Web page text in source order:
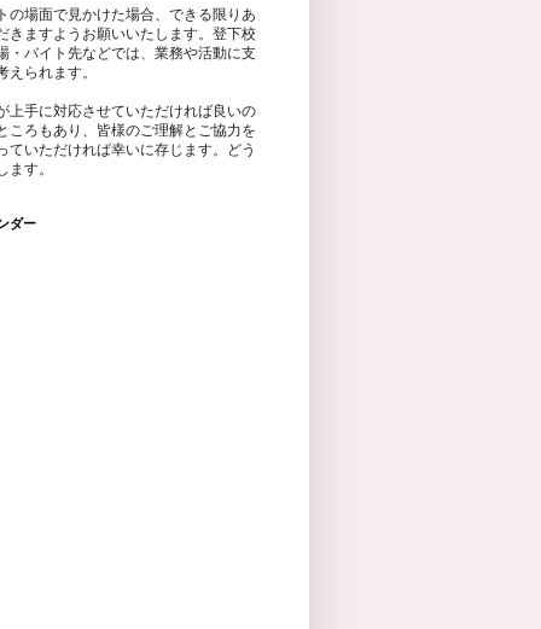
の場面で見かけた場合、できる限りあ
きますようお願いいたします。登下校
・バイト先などでは、業務や活動に支
られます。
上手に対応させていただければ良いの
ころもあり、皆様のご理解とご協力を
ていただければ幸いに存じます。どう
す。
ダー